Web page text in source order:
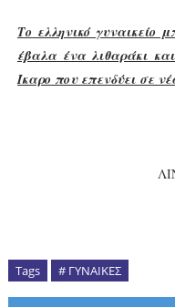
Το ελληνικό γυναικείο
έβαλα ένα λιθαράκι
Ίκαρο που επενδύει σε
ΛΙΝΤΙΑ
Tags # ΓΥΝΑΙΚΕΣ